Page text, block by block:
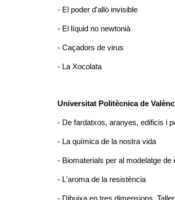
- El poder d'allò invisible
- El líquid no newtonià
- Caçadors de virus
- La Xocolata
Universitat Politècnica de
- De fardatxos, aranyes, edificis i
- La química de la nostra vida
- Biomaterials per al modelatge
- L'aroma de la resistència
- Dibuixa en tres dimensions.